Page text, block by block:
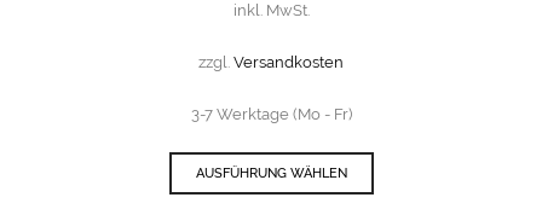
inkl. MwSt.
zzgl. Versandkosten
3-7 Werktage (Mo - Fr)
AUSFÜHRUNG WÄHLEN